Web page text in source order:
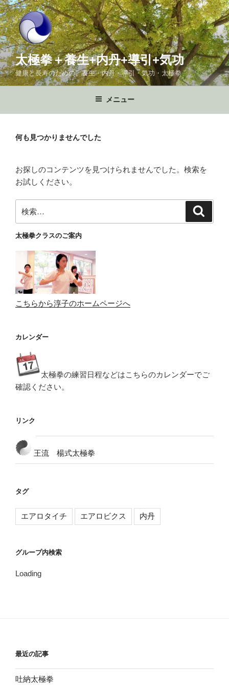
コ
ン
テ
ン
ツ
へ
ス
プ
太極拳＋養生+内丹+導引+気功
健康と長寿のための、養生・内丹・導引・気功・太極拳
メニュー
何も見つかりませんでした
お探しのコンテンツを見つけられませんでした。検索を
お試しください。
索:
太極拳クラスのご案内
こちらから淳子のホームページへ
カレンダー
太極拳の練習日程などはこちらのカレンダーでご
確認ください。
リンク
王流 楊式太極拳
タグ
エアロタイチ エアロビクス 内丹
グループ内検索
Loading
最近の記事
吐納太極拳